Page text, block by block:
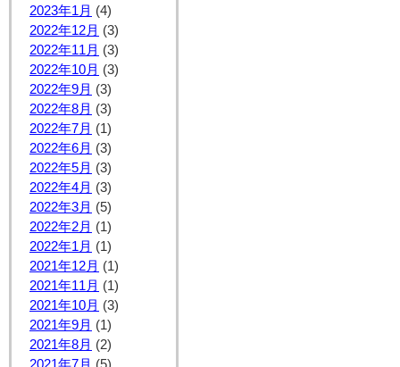
2023年1月 (4)
2022年12月 (3)
2022年11月 (3)
2022年10月 (3)
2022年9月 (3)
2022年8月 (3)
2022年7月 (1)
2022年6月 (3)
2022年5月 (3)
2022年4月 (3)
2022年3月 (5)
2022年2月 (1)
2022年1月 (1)
2021年12月 (1)
2021年11月 (1)
2021年10月 (3)
2021年9月 (1)
2021年8月 (2)